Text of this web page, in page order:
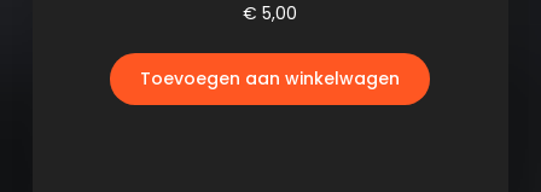
€ 5,00
Toevoegen aan winkelwagen